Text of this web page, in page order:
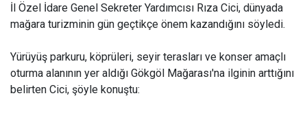
İl Özel İdare Genel Sekreter Yardımcısı Rıza Cici, dünyada
mağara turizminin gün geçtikçe önem kazandığını söyledi.
Yürüyüş parkuru, köprüleri, seyir terasları ve konser amaçlı
oturma alanının yer aldığı Gökgöl Mağarası'na ilginin arttığını
belirten Cici, şöyle konuştu: